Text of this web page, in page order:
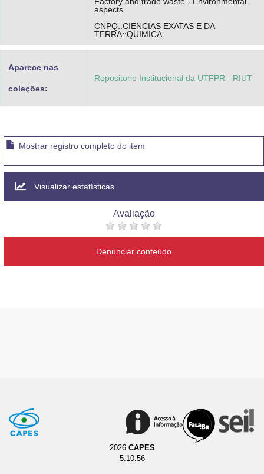
aspects
CNPQ::CIENCIAS EXATAS E DA
TERRA::QUIMICA
Aparece nas
coleções:
Repositorio Institucional da UTFPR - RIUT
Mostrar registro completo do item
Visualizar estatísticas
Avaliação
Denunciar conteúdo
2026 CAPES
5.10.56